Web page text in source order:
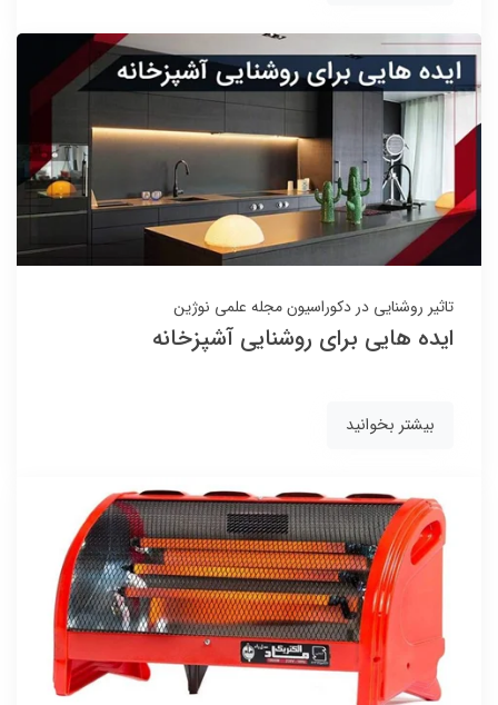
تاثیر روشنایی در دکوراسیونمجله علمی نوژین
ایده هایی برای روشنایی آشپزخانه
بیشتر بخوانید